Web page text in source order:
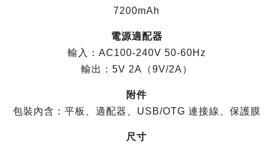
7200mAh
電源適配器
輸入：AC100-240V 50-60Hz
輸出：5V 2A（9V/2A）
附件
包裝內含：平板、適配器、USB/OTG 連接線、保護膜
尺寸